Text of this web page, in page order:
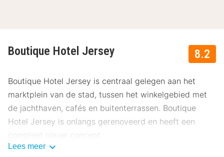
8.2
Boutique Hotel Jersey
Boutique Hotel Jersey is centraal gelegen aan het
marktplein van de stad, tussen het winkelgebied met
de jachthaven, cafés en buitenterrassen. Boutique
Hotel Jersey is onlangs gerenoveerd en heeft een
compleet nieuw concept.
Lees meer